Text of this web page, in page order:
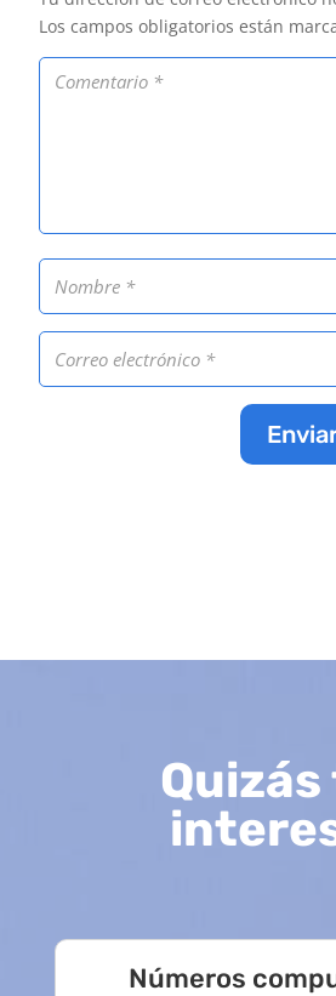
Los campos obligatorios están
Quizás
Números